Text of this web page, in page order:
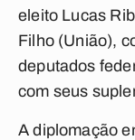
eleito Lucas
Filho (União),
deputados
com seus
A diplomação